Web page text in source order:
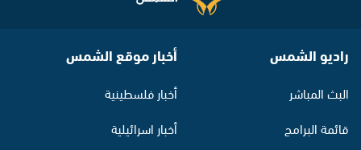
راديو الشمس
البث المباشر
قائمة البرامج
أخبار موقع الشمس
أخبار فلسطينية
أخبار اسرائيلية